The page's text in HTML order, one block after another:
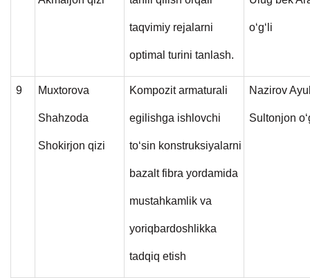
taqvimiy rejalarni
optimal turini tanlash.
o‘g‘li
9 Muxtorova
Shahzoda
Shokirjon qizi
Kompozit armaturali
egilishga ishlovchi
to‘sin konstruksiyalarni
bazalt fibra yordamida
mustahkamlik va
yoriqbardoshlikka
tadqiq etish
Nazirov
Sultonjon